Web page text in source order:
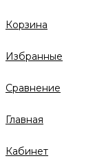
Корзина
Избранные
Сравнение
Главная
Кабинет